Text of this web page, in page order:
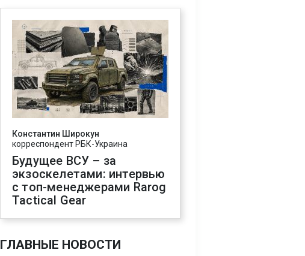
Константин Широкун
корреспондент РБК-Украина
Будущее ВСУ – за
экзоскелетами: интервью
с топ-менеджерами Rarog
Tactical Gear
ГЛАВНЫЕ НОВОСТИ